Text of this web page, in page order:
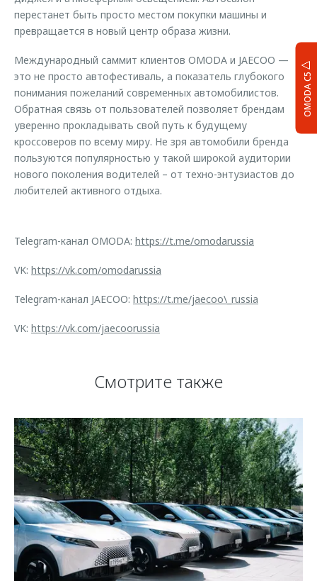
OMODA C5
перестанет быть просто местом покупки машины и
превращается в новый центр образа жизни.
Международный саммит клиентов OMODA и JAECOO —
это не просто автофестиваль, а показатель глубокого
понимания пожеланий современных автомобилистов.
Обратная связь от пользователей позволяет брендам
уверенно прокладывать свой путь к будущему
кроссоверов по всему миру. Не зря автомобили бренда
пользуются популярностью у такой широкой аудитории
нового поколения водителей – от техно-энтузиастов до
любителей активного отдыха.
Telegram-канал OMODA: https://t.me/omodarussia
VK: https://vk.com/omodarussia
Telegram-канал JAECOO: https://t.me/jaecoo\_russia
VK: https://vk.com/jaecoorussia
Смотрите также